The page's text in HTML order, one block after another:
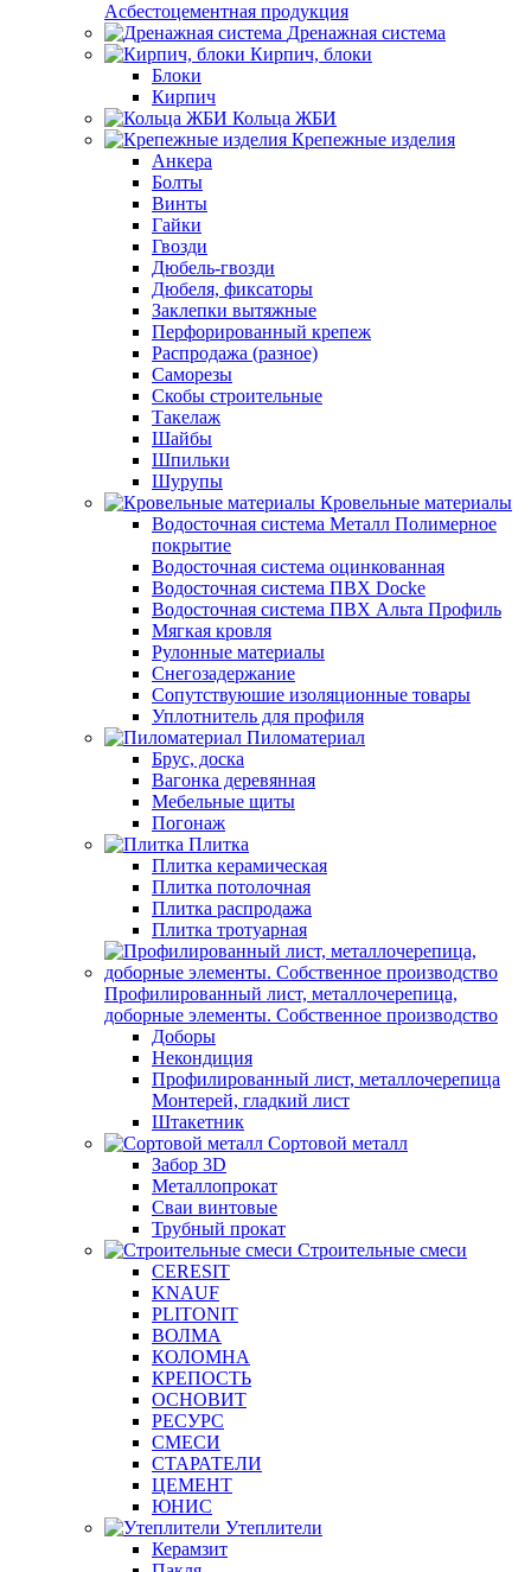
Асбестоцементная продукция
Дренажная система
Кирпич, блоки
Блоки
Кирпич
Кольца ЖБИ
Крепежные изделия
Анкера
Болты
Винты
Гайки
Гвозди
Дюбель-гвозди
Дюбеля, фиксаторы
Заклепки вытяжные
Перфорированный крепеж
Распродажа (разное)
Саморезы
Скобы строительные
Такелаж
Шайбы
Шпильки
Шурупы
Кровельные материалы
Водосточная система Металл Полимерное
покрытие
Водосточная система оцинкованная
Водосточная система ПВХ Docke
Водосточная система ПВХ Альта Профиль
Мягкая кровля
Рулонные материалы
Снегозадержание
Сопутствуюшие изоляционные товары
Уплотнитель для профиля
Пиломатериал
Брус, доска
Вагонка деревянная
Мебельные щиты
Погонаж
Плитка
Плитка керамическая
Плитка потолочная
Плитка распродажа
Плитка тротуарная
Профилированный лист, металлочерепица,
доборные элементы. Собственное производство
Доборы
Некондиция
Профилированный лист, металлочерепица
Монтерей, гладкий лист
Штакетник
Сортовой металл
Забор 3D
Металлопрокат
Сваи винтовые
Трубный прокат
Строительные смеси
CERESIT
KNAUF
PLITONIT
ВОЛМА
КОЛОМНА
КРЕПОСТЬ
ОСНОВИТ
РЕСУРС
СМЕСИ
СТАРАТЕЛИ
ЦЕМЕНТ
ЮНИС
Утеплители
Керамзит